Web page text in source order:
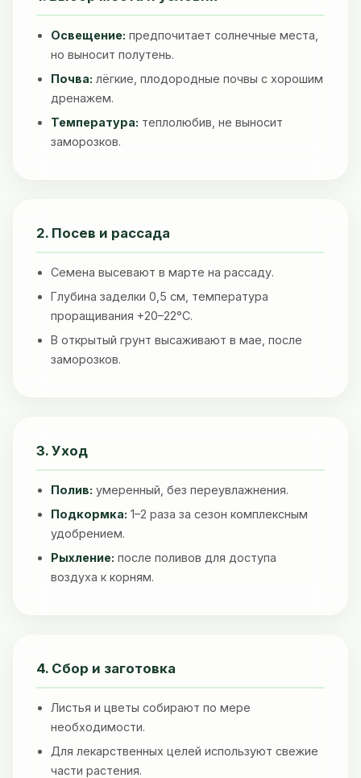
Освещение: предпочитает солнечные места,
но выносит полутень.
Почва: лёгкие, плодородные почвы с хорошим
дренажем.
Температура: теплолюбив, не выносит
заморозков.
2. Посев и рассада
Семена высевают в марте на рассаду.
Глубина заделки 0,5 см, температура
проращивания +20–22°C.
В открытый грунт высаживают в мае, после
заморозков.
3. Уход
Полив: умеренный, без переувлажнения.
Подкормка: 1–2 раза за сезон комплексным
удобрением.
Рыхление: после поливов для доступа
воздуха к корням.
4. Сбор и заготовка
Листья и цветы собирают по мере
необходимости.
Для лекарственных целей используют свежие
части растения.